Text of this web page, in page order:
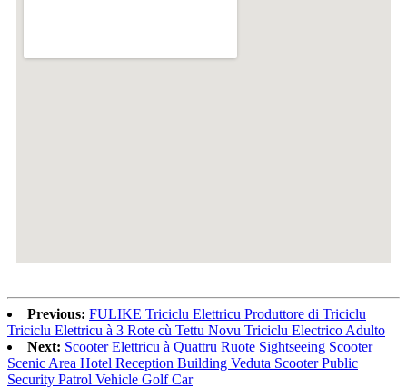
Previous: FULIKE Triciclu Elettricu Produttore di Triciclu
Triciclu Elettricu à 3 Rote cù Tettu Novu Triciclu Electrico Adulto
Next: Scooter Elettricu à Quattru Ruote Sightseeing Scooter
Scenic Area Hotel Reception Building Veduta Scooter Public
Security Patrol Vehicle Golf Car